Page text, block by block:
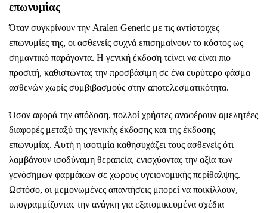
επωνυμίας
Όταν συγκρίνουν την Aralen Generic με τις αντίστοιχες
επωνυμίες της, οι ασθενείς συχνά επισημαίνουν το κόστος ως
σημαντικό παράγοντα. Η γενική έκδοση τείνει να είναι πιο
προσιτή, καθιστώντας την προσβάσιμη σε ένα ευρύτερο φάσμα
ασθενών χωρίς συμβιβασμούς στην αποτελεσματικότητα.
Όσον αφορά την απόδοση, πολλοί χρήστες αναφέρουν αμελητέες
διαφορές μεταξύ της γενικής έκδοσης και της έκδοσης
επωνυμίας. Αυτή η ισοτιμία καθησυχάζει τους ασθενείς ότι
λαμβάνουν ισοδύναμη θεραπεία, ενισχύοντας την αξία των
γενόσημων φαρμάκων σε χώρους υγειονομικής περίθαλψης.
Ωστόσο, οι μεμονωμένες απαντήσεις μπορεί να ποικίλλουν,
υπογραμμίζοντας την ανάγκη για εξατομικευμένα σχέδια